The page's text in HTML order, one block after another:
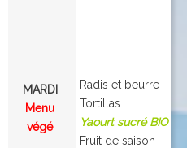
MARDI
Menu
végé
Radis et beurre
Tortillas
Yaourt sucré BIO
Fruit de saison